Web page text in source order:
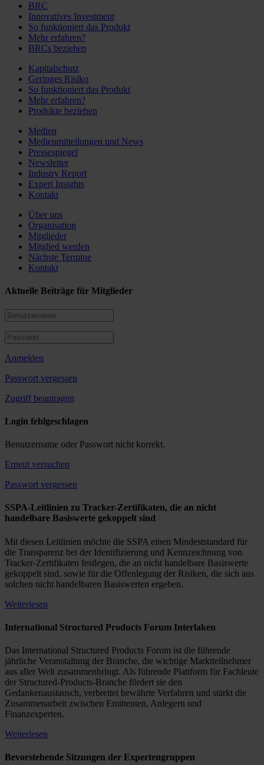
BRC
Innovatives Investment
So funktioniert das Produkt
Mehr erfahren?
BRCs beziehen
Kapitalschutz
Geringes Risiko
So funktioniert das Produkt
Mehr erfahren?
Produkte beziehen
Medien
Medienmitteilungen und News
Pressespiegel
Newsletter
Industry Report
Expert Insights
Kontakt
Über uns
Organisation
Mitglieder
Mitglied werden
Nächste Termine
Kontakt
Aktuelle Beiträge für Mitglieder
Anmelden
Passwort vergessen
Zugriff beantragen
Login fehlgeschlagen
Benutzername oder Passwort nicht korrekt.
Erneut versuchen
Passwort vergessen
SSPA-Leitlinien zu Tracker-Zertifikaten, die an nicht
handelbare Basiswerte gekoppelt sind
Mit diesen Leitlinien möchte die SSPA einen Mindeststandard für
die Transparenz bei der Identifizierung und Kennzeichnung von
Tracker-Zertifikaten festlegen, die an nicht handelbare Basiswerte
gekoppelt sind, sowie für die Offenlegung der Risiken, die sich aus
solchen nicht handelbaren Basiswerten ergeben.
Weiterlesen
International Structured Products Forum Interlaken
Das International Structured Products Forum ist die führende
jährliche Veranstaltung der Branche, die wichtige Marktteilnehmer
aus aller Welt zusammenbringt. Als führende Plattform für Fachleute
der Structured-Products-Branche fördert sie den
Gedankenaustausch, verbreitet bewährte Verfahren und stärkt die
Zusammenarbeit zwischen Emittenten, Anlegern und
Finanzexperten.
Weiterlesen
Bevorstehende Sitzungen der Expertengruppen